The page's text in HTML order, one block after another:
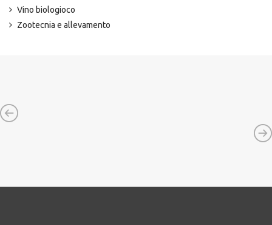
Vino biologioco
Zootecnia e allevamento